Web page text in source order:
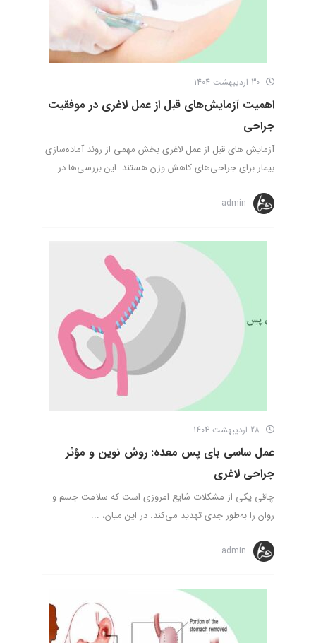
اهمیت آزمایش‌های قبل از عمل لاغری در موفقیت
جراحی
آزمایش های قبل از عمل لاغری بخش مهمی از روند آماده‌سازی
بیمار برای جراحی‌های کاهش وزن هستند. این بررسی‌ها در ...
admin
عمل ساسی بای پس معده: روش نوین و مؤثر
جراحی لاغری
چاقی یکی از مشکلات شایع امروزی است که سلامت جسم و
روان را به‌طور جدی تهدید می‌کند. در این میان، ...
admin